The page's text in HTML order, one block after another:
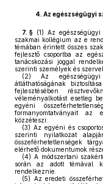
4. Az egészségügyi
7. § (1) Az
szakmai kollégium az e
témában érintett összes
fejlesztő csoportba az
tanácskozási joggal
szerinti személyek és
(2) Az egészségügyi
átláthatóságának
fejlesztésében
véleményalkotást esetleg
egyéni
formanyomtatványait az
közzéteszi.
(3) Az egyéni és
szerinti nyilatkozat
összeférhetetlenségek
elérhető dokumentumok
(4) A módszertani
során az adott témával
rendelkeznie.
(5) Az eredeti